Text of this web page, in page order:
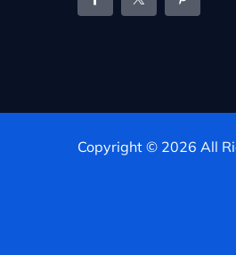
Copyright © 2026 All